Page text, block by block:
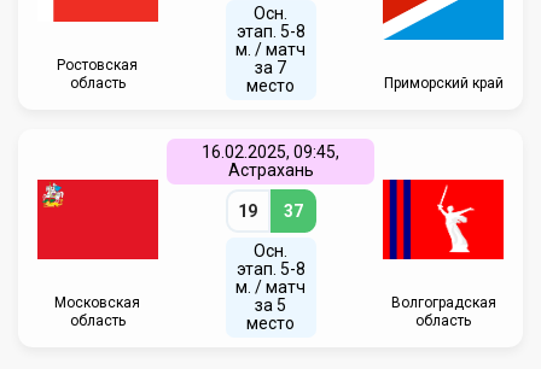
Ростовская
область
Осн.
этап. 5-8
м. / матч
за 7
место
Приморский край
Московская
область
16.02.2025, 09:45,
Астрахань
19 37
Осн.
этап. 5-8
м. / матч
за 5
место
Волгоградская
область